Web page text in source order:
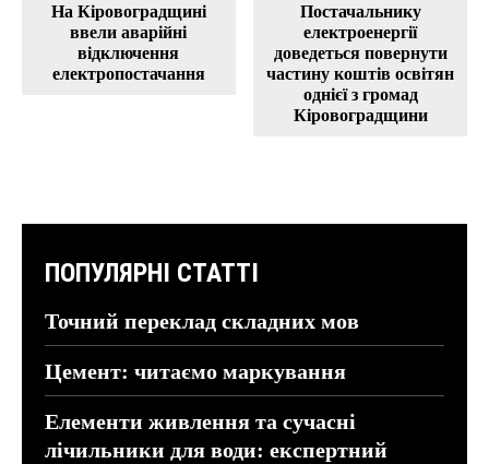
На Кіровоградщині
ввели аварійні
відключення
електропостачання
Постачальнику
електроенергії
доведеться повернути
частину коштів освітян
однієї з громад
Кіровоградщини
ПОПУЛЯРНІ СТАТТІ
Точний переклад складних мов
Цемент: читаємо маркування
Елементи живлення та сучасні
лічильники для води: експертний